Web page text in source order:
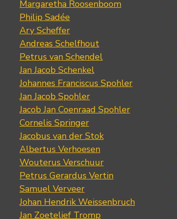
Margaretha Roosenboom
Philip Sadée
Ary Scheffer
Andreas Schelfhout
Petrus van Schendel
Jan Jacob Schenkel
Johannes Franciscus Spohler
Jan Jacob Spohler
Jacob Jan Coenraad Spohler
Cornelis Springer
Jacobus van der Stok
Albertus Verhoesen
Wouterus Verschuur
Petrus Gerardus Vertin
Samuel Verveer
Johan Hendrik Weissenbruch
Jan Zoetelief Tromp